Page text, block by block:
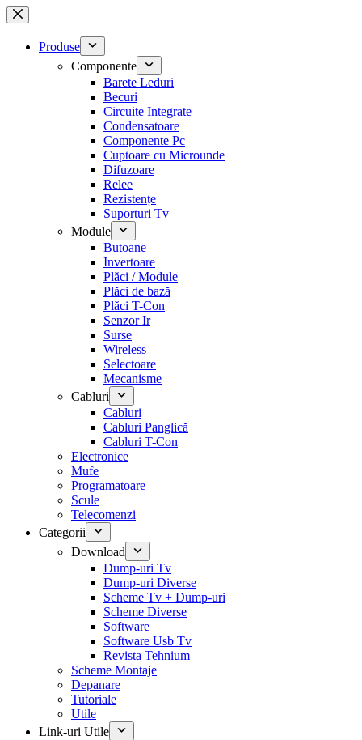
Sari
la
conținutProduse
Componente
Barete Leduri
Becuri
Circuite Integrate
Condensatoare
Componente Pc
Cuptoare cu Microunde
Difuzoare
Relee
Rezistențe
Suporturi Tv
Module
Butoane
Invertoare
Plăci / Module
Plăci de bază
Plăci T-Con
Senzor Ir
Surse
Wireless
Selectoare
Mecanisme
Cabluri
Cabluri
Cabluri Panglică
Cabluri T-Con
Electronice
Mufe
Programatoare
Scule
Telecomenzi
Categorii
Download
Dump-uri Tv
Dump-uri Diverse
Scheme Tv + Dump-uri
Scheme Diverse
Software
Software Usb Tv
Revista Tehnium
Scheme Montaje
Depanare
Tutoriale
Utile
Link-uri Utile